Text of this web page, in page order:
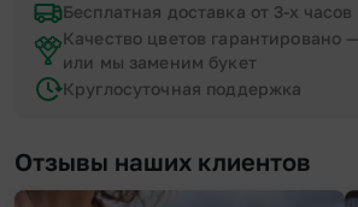
Бесплатная доставка от 3-х часов
Качество цветов гарантировано —
или мы заменим букет
Круглосуточная поддержка
Отзывы наших клиентов